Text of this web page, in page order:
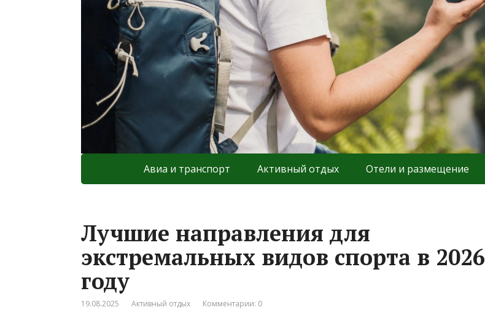
Авиа и транспорт Активный отдых Отели и размещение
Лучшие направления для
экстремальных видов спорта в 2026
году
19.08.2025 Активный отдых Комментарии: 0